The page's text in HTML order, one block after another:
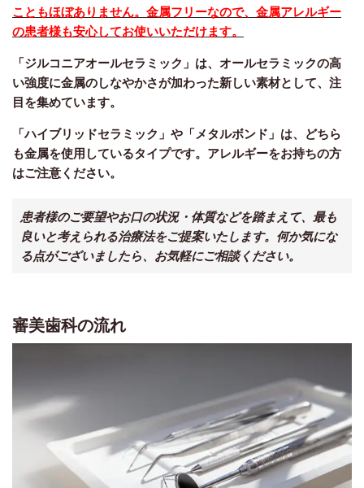
こともほぼありません。金属フリーなので、金属アレルギー
の患者様も安心してお使いいただけます。
「ジルコニアオールセラミック」 は、オールセラミックの高
い強度に金属のしなやかさが加わった新しい素材として、注
目を集めています。
「ハイブリッドセラミック」 や 「メタルボンド」 は、どちら
も金属を使用しているタイプです。アレルギーをお持ちの方
はご注意ください。
患者様のご要望やお口の状況・体質などを踏まえて、最も
良いと考えられる治療法をご提案いたします。何か気にな
る点がございましたら、お気軽にご相談ください。
審美歯科の流れ